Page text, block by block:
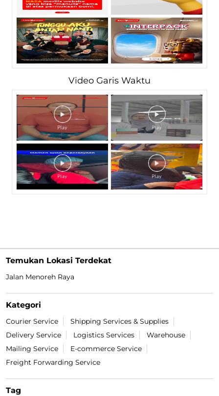
Video Garis Waktu
Temukan Lokasi Terdekat
Jalan Menoreh Raya
Kategori
Courier Service
Shipping Services & Supplies
Delivery Service
Logistics Services
Warehouse
Mailing Service
E-commerce Service
Freight Forwarding Service
Tag